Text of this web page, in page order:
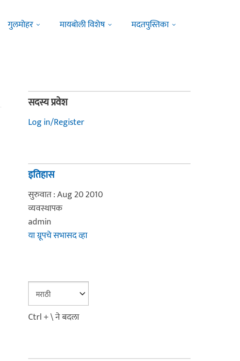
गुलमोहर मायबोली विशेष मदतपुस्तिका
सदस्य प्रवेश
Log in/Register
इतिहास
सुरुवात : Aug 20 2010
व्यवस्थापक
admin
या ग्रूपचे सभासद व्हा
Ctrl + \ ने बदला